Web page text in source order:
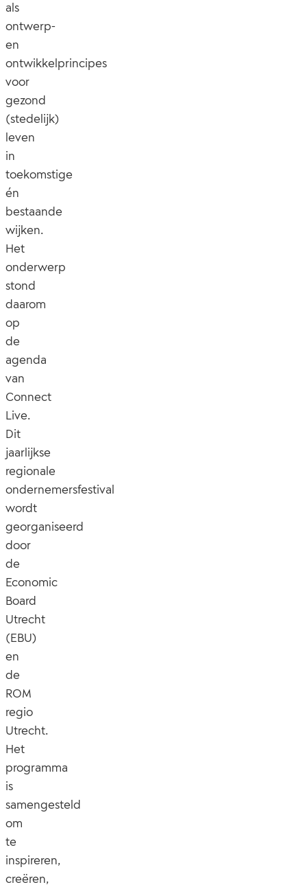
als
ontwerp-
en
ontwikkelprincipes
voor
gezond
(stedelijk)
leven
in
toekomstige
én
bestaande
wijken.
Het
onderwerp
stond
daarom
op
de
agenda
van
Connect
Live.
Dit
jaarlijkse
regionale
ondernemersfestival
wordt
georganiseerd
door
de
Economic
Board
Utrecht
(EBU)
en
de
ROM
regio
Utrecht.
Het
programma
is
samengesteld
om
te
inspireren,
creëren,